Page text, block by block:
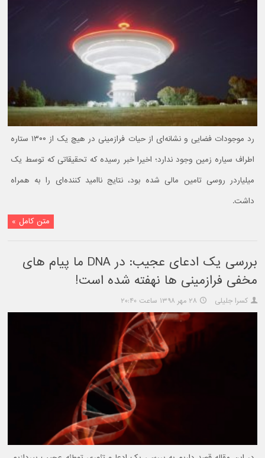
رد موجودات فضایی و نشانه‌ای از حیات فرازمینی در هیچ یک از ۱۳۰۰ ستاره
اطراف سیاره زمین وجود ندارد؛ اخیرا خبر رسیده که تحقیقاتی که توسط یک
میلیاردر روسی تامین مالی شده بود، نتایج ناامید کننده‌ای را به همراه
داشت.
متن کامل »
بررسی یک ادعای عجیب: در DNA ما پیام های
مخفی فرازمینی ها نهفته شده است!
کسرا جلیلی ۲۸ مهر ۱۳۹۸ ساعت ۲۰:۴۰